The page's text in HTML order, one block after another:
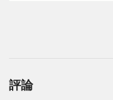
評論